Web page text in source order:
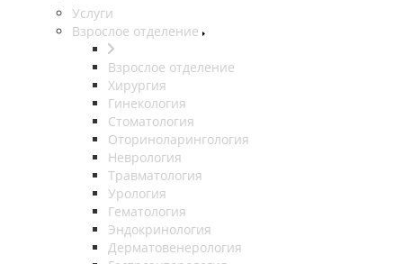
Услуги
Взрослое отделение
Взрослое отделение
Хирургия
Гинекология
Стоматология
Оториноларингология
Неврология
Травматология
Урология
Гематология
Эндокринология
Дерматовенерология